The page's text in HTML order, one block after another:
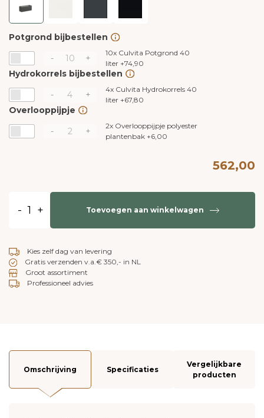
Potgrond bijbestellen
-
+ 10x Culvita Potgrond 40
liter +74,90
Hydrokorrels bijbestellen
-
+ 4x Culvita Hydrokorrels 40
liter +67,80
Overlooppijpje
-
+ 2x Overlooppijpje polyester
plantenbak +6,00
562,00
- + Toevoegen aan winkelwagen
Kies zelf dag van levering
Gratis verzenden v.a.€ 350,- in NL
Groot assortiment
Professioneel advies
Omschrijving Specificaties
Vergelijkbare
producten